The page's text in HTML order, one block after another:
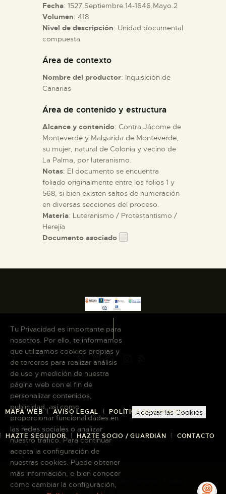
COLECCIONES
DIDÁCTICA
Fecha: 1527.Septiembre.14-1646.Mayo.2
Volumen: 418
Nivel de descripción: Unidad documental
compuesta
Área de contexto
Nombre del productor: Inquisición de
Canarias
Área de contenido y estructura
Alcance y contenido: Contra Jácome de
Monteverde y Malgarida de Monteverde,
su mujer, natural de Colonia y vecino de
La Palma, por luteranismo.
Notas: El documento se encuentra
foliado originalmente entre los folios 1 y
568, si bien existen saltos de numeración
en diversas secciones del proceso.
Materia: Luteranismo / Protestantismo /
Herejía
Documento asociado
MAPA WEB AVISO LEGAL POLÍTICA DE COOKIES
HAZTE SEGUIDOR HAZTE SOCIO / GUARDIÁN CONTACTO
Copyright © 2026 El Museo Canario · Todos
los derechos reservados
Tu Privacidad es importante para
nosotros. Por ello, te informamos
que utilizamos cookies propias y
de terceros para realizar análisis
de uso y medición de nuestra
página web con el fin de
personalizar contenidos,
publicidad, así como
proporcionar funcionalidades en
las redes sociales o analizar
nuestro tráfico. Para continuar
acepta la configuración de
nuestras cookies. Puede obtener
más información, o bien conocer
cómo cambiar la configuración,
Aceptar las Cookies